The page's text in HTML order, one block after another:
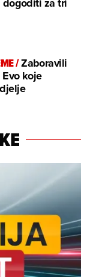
/Zaboravili
koje